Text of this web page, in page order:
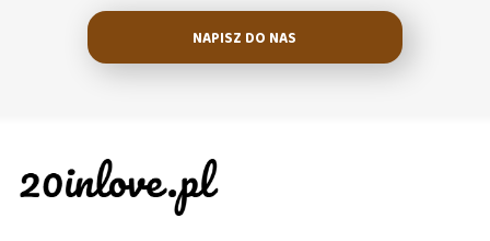
NAPISZ DO NAS